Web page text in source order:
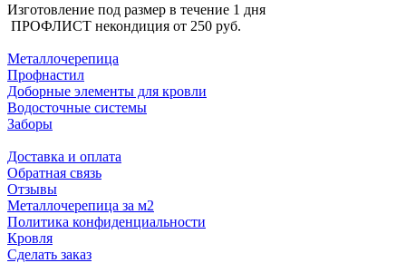
Изготовление под размер в течение 1 дня
ПРОФЛИСТ некондиция от 250 руб.
Металлочерепица
Профнастил
Доборные элементы для кровли
Водосточные системы
Заборы
Доставка и оплата
Обратная связь
Отзывы
Металлочерепица за м2
Политика конфиденциальности
Кровля
Сделать заказ